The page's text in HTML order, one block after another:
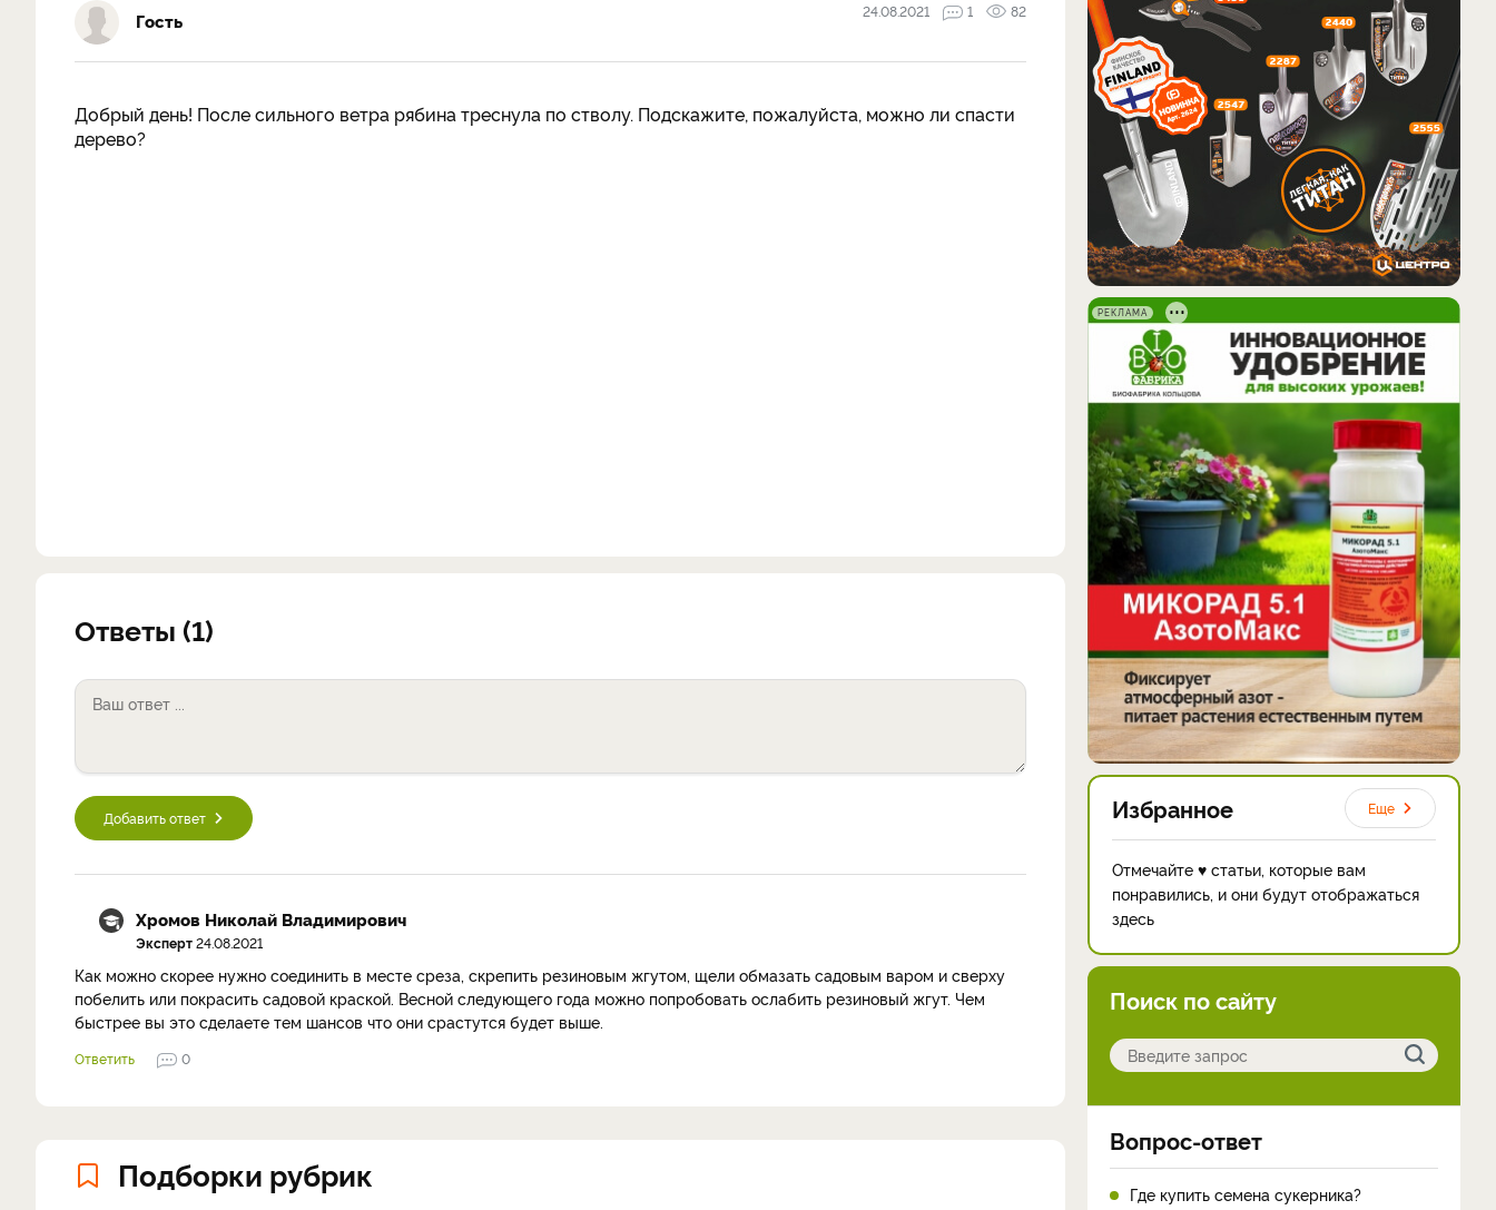
Гость 24.08.2021 1 82
Добрый день! После сильного ветра рябина треснула по стволу. Подскажите, пожалуйста, можно ли спасти
дерево?
Ответы (1)
Добавить ответ
Хромов Николай Владимирович
Эксперт24.08.2021
Как можно скорее нужно соединить в месте среза, скрепить резиновым жгутом, щели обмазать садовым варом и сверху
побелить или покрасить садовой краской. Весной следующего года можно попробовать ослабить резиновый жгут. Чем
быстрее вы это сделаете тем шансов что они срастутся будет выше.
Ответить 0
Подборки рубрик
РЕКЛАМА
Избранное Еще
Отмечайте ♥ статьи, которые вам
понравились, и они будут отображаться
здесь
Поиск по сайту
Вопрос-ответ
Где купить семена сукерника?